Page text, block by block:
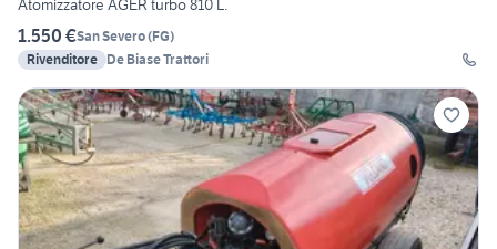
Atomizzatore AGER turbo 810 L.
1.550 €San Severo(FG)
Rivenditore De Biase Trattori